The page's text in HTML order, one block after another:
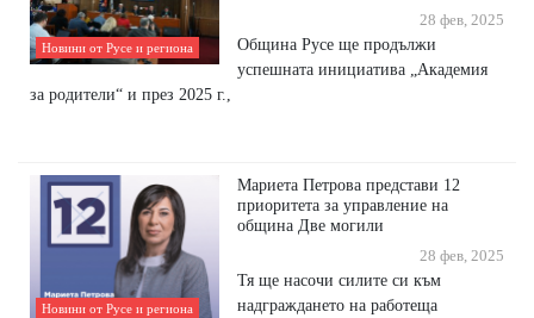
Новини от Русе и региона
28 фев, 2025
Община Русе ще продължи
успешната инициатива „Академия
за родители“ и през 2025 г.,
Новини от Русе и региона
Мариета Петрова представи 12
приоритета за управление на
община Две могили
28 фев, 2025
Тя ще насочи силите си към
надграждането на работеща